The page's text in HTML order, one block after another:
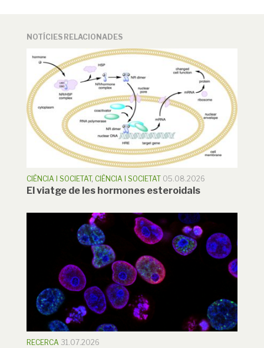
NOTÍCIES RELACIONADES
CIÈNCIA I SOCIETAT, CIÈNCIA I SOCIETAT 05.08.2026
El viatge de les hormones esteroidals
RECERCA 31.07.2026